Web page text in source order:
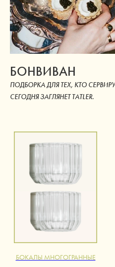
БОНВИВАН
ПОДБОРКА ДЛЯ ТЕХ, КТО
СЕГОДНЯ ЗАГЛЯНЕТ TATLER.
БОКАЛЫ МНОГОГРАННЫЕ